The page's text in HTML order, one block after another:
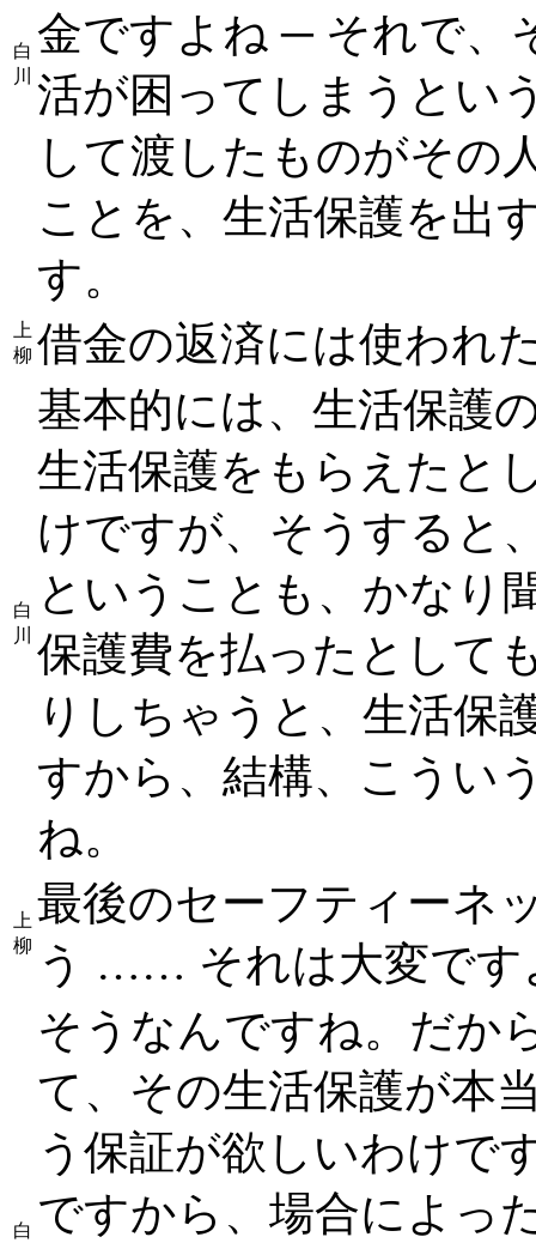
白
川
金ですよね ─ それで、
活が困ってしまうとい
して渡したものがその
ことを、生活保護を出
す。
上
柳 借金の返済には使われ
白
川
基本的には、生活保護
生活保護をもらえたと
けですが、そうすると
ということも、かなり
保護費を払ったとして
りしちゃうと、生活保
すから、結構、こうい
ね。
上
柳
最後のセーフティーネ
う …… それは大変です
白
そうなんですね。だか
て、その生活保護が本
う保証が欲しいわけで
ですから、場合によっ